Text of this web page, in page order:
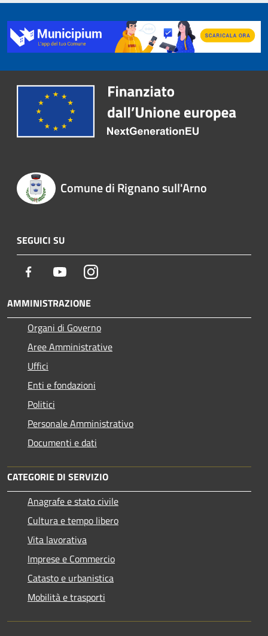
Comune di Rignano sull'Arno
SEGUICI SU
Facebook YoutubeInstagram
AMMINISTRAZIONE
Organi di Governo
Aree Amministrative
Uffici
Enti e fondazioni
Politici
Personale Amministrativo
Documenti e dati
CATEGORIE DI SERVIZIO
Anagrafe e stato civile
Cultura e tempo libero
Vita lavorativa
Imprese e Commercio
Catasto e urbanistica
Mobilità e trasporti